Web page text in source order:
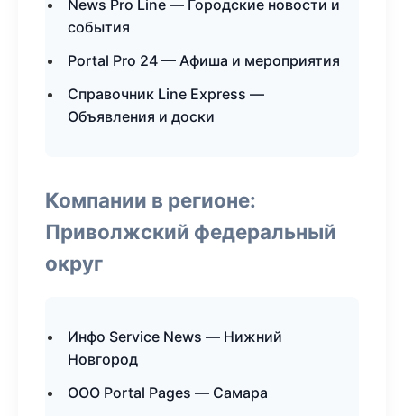
News Pro Line — Городские новости и
события
Portal Pro 24 — Афиша и мероприятия
Справочник Line Express —
Объявления и доски
Компании в регионе:
Приволжский федеральный
округ
Инфо Service News — Нижний
Новгород
ООО Portal Pages — Самара